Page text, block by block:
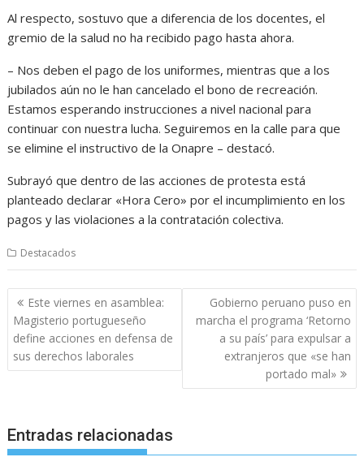
Al respecto, sostuvo que a diferencia de los docentes, el
gremio de la salud no ha recibido pago hasta ahora.
– Nos deben el pago de los uniformes, mientras que a los
jubilados aún no le han cancelado el bono de recreación.
Estamos esperando instrucciones a nivel nacional para
continuar con nuestra lucha. Seguiremos en la calle para que
se elimine el instructivo de la Onapre – destacó.
Subrayó que dentro de las acciones de protesta está
planteado declarar «Hora Cero» por el incumplimiento en los
pagos y las violaciones a la contratación colectiva.
Destacados
Navegación
de
entradas
Este viernes en asamblea:
Magisterio portugueseño
define acciones en defensa de
sus derechos laborales
Gobierno peruano puso en
marcha el programa ‘Retorno
a su país’ para expulsar a
extranjeros que «se han
portado mal»
Entradas relacionadas